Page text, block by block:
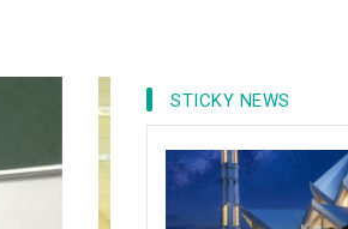
STICKY NEWS